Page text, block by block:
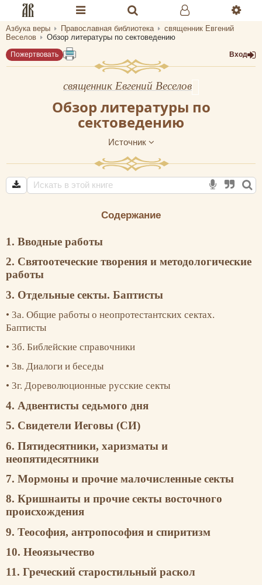
Разделы портала «Азбука веры»
Главная
Библиотеки
Медиа
Азбука веры Православная библиотека
священник Евгений
Веселов
Обзор литературы по сектоведению
Пожертвовать Вход
священник Евгений Веселов
Обзор литературы по
сектоведению
Источник
Содержание
1. Вводные работы
2. Святоотеческие творения и методологические
работы
3. Отдельные секты. Баптисты
3а. Общие работы о неопротестантских сектах.
Баптисты
3б. Библейские справочники
3в. Диалоги и беседы
3г. Дореволюционные русские секты
4. Адвентисты седьмого дня
5. Свидетели Иеговы (СИ)
6. Пятидесятники, харизматы и
неопятидесятники
7. Мормоны и прочие малочисленные секты
8. Кришнаиты и прочие секты восточного
происхождения
9. Теософия, антропософия и спиритизм
10. Неоязычество
11. Греческий старостильный раскол